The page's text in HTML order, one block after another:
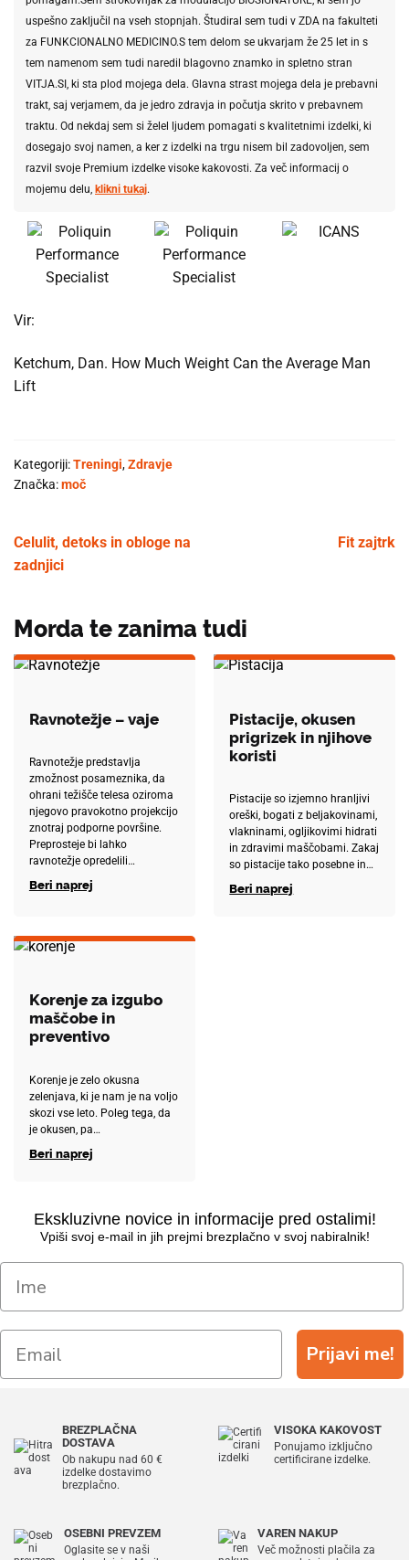
uspešno zaključil na vseh stopnjah. Študiral sem tudi v ZDA na fakulteti
za FUNKCIONALNO MEDICINO.S tem delom se ukvarjam že 25 let in s
tem namenom sem tudi naredil blagovno znamko in spletno stran
VITJA.SI, ki sta plod mojega dela. Glavna strast mojega dela je prebavni
trakt, saj verjamem, da je jedro zdravja in počutja skrito v prebavnem
traktu. Od nekdaj sem si želel ljudem pomagati s kvalitetnimi izdelki, ki
dosegajo svoj namen, a ker z izdelki na trgu nisem bil zadovoljen, sem
razvil svoje Premium izdelke visoke kakovosti. Za več informacij o
mojemu delu, klikni tukaj.
Vir:
Ketchum, Dan. How Much Weight Can the Average Man
Lift
Kategoriji:Treningi,Zdravje
Značka:moč
Celulit, detoks in obloge na
zadnjici
Fit zajtrk
Morda te zanima tudi
Ravnotežje – vaje
Ravnotežje predstavlja
zmožnost posameznika, da
ohrani težišče telesa oziroma
njegovo pravokotno projekcijo
znotraj podporne površine.
Preprosteje bi lahko
ravnotežje opredelili…
Beri naprej
Pistacije, okusen
prigrizek in njihove
koristi
Pistacije so izjemno hranljivi
oreški, bogati z beljakovinami,
vlakninami, ogljikovimi hidrati
in zdravimi maščobami. Zakaj
so pistacije tako posebne in…
Beri naprej
Korenje za izgubo
maščobe in
preventivo
Korenje je zelo okusna
zelenjava, ki je nam je na voljo
skozi vse leto. Poleg tega, da
je okusen, pa…
Beri naprej
Ekskluzivne novice in informacije pred ostalimi!
Vpiši svoj e-mail in jih prejmi brezplačno v svoj nabiralnik!
Prijavi me!
BREZPLAČNA
DOSTAVA
Ob nakupu nad 60 €
izdelke dostavimo
brezplačno.
VISOKA KAKOVOST
Ponujamo izključno
certificirane izdelke.
OSEBNI PREVZEM
Oglasite se v naši
VAREN NAKUP
Več možnosti plačila za